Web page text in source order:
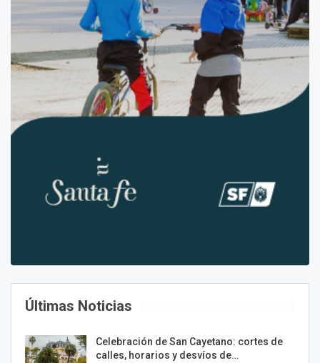
Últimas Noticias
Celebración de San Cayetano: cortes de
calles, horarios y desvíos de…